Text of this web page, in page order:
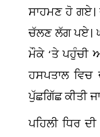
ਸਾਹਮਣ ਹੋ ਗਏ।
ਚੱਲਣ ਲੱਗ ਪਏ।
ਮੌਕੇ ‘ਤੇ ਪਹੁੰਚੀ
ਹਸਪਤਾਲ
ਪੁੱਛਗਿੱਛ ਕੀਤੀ
ਪਹਿਲੀ ਧਿਰ